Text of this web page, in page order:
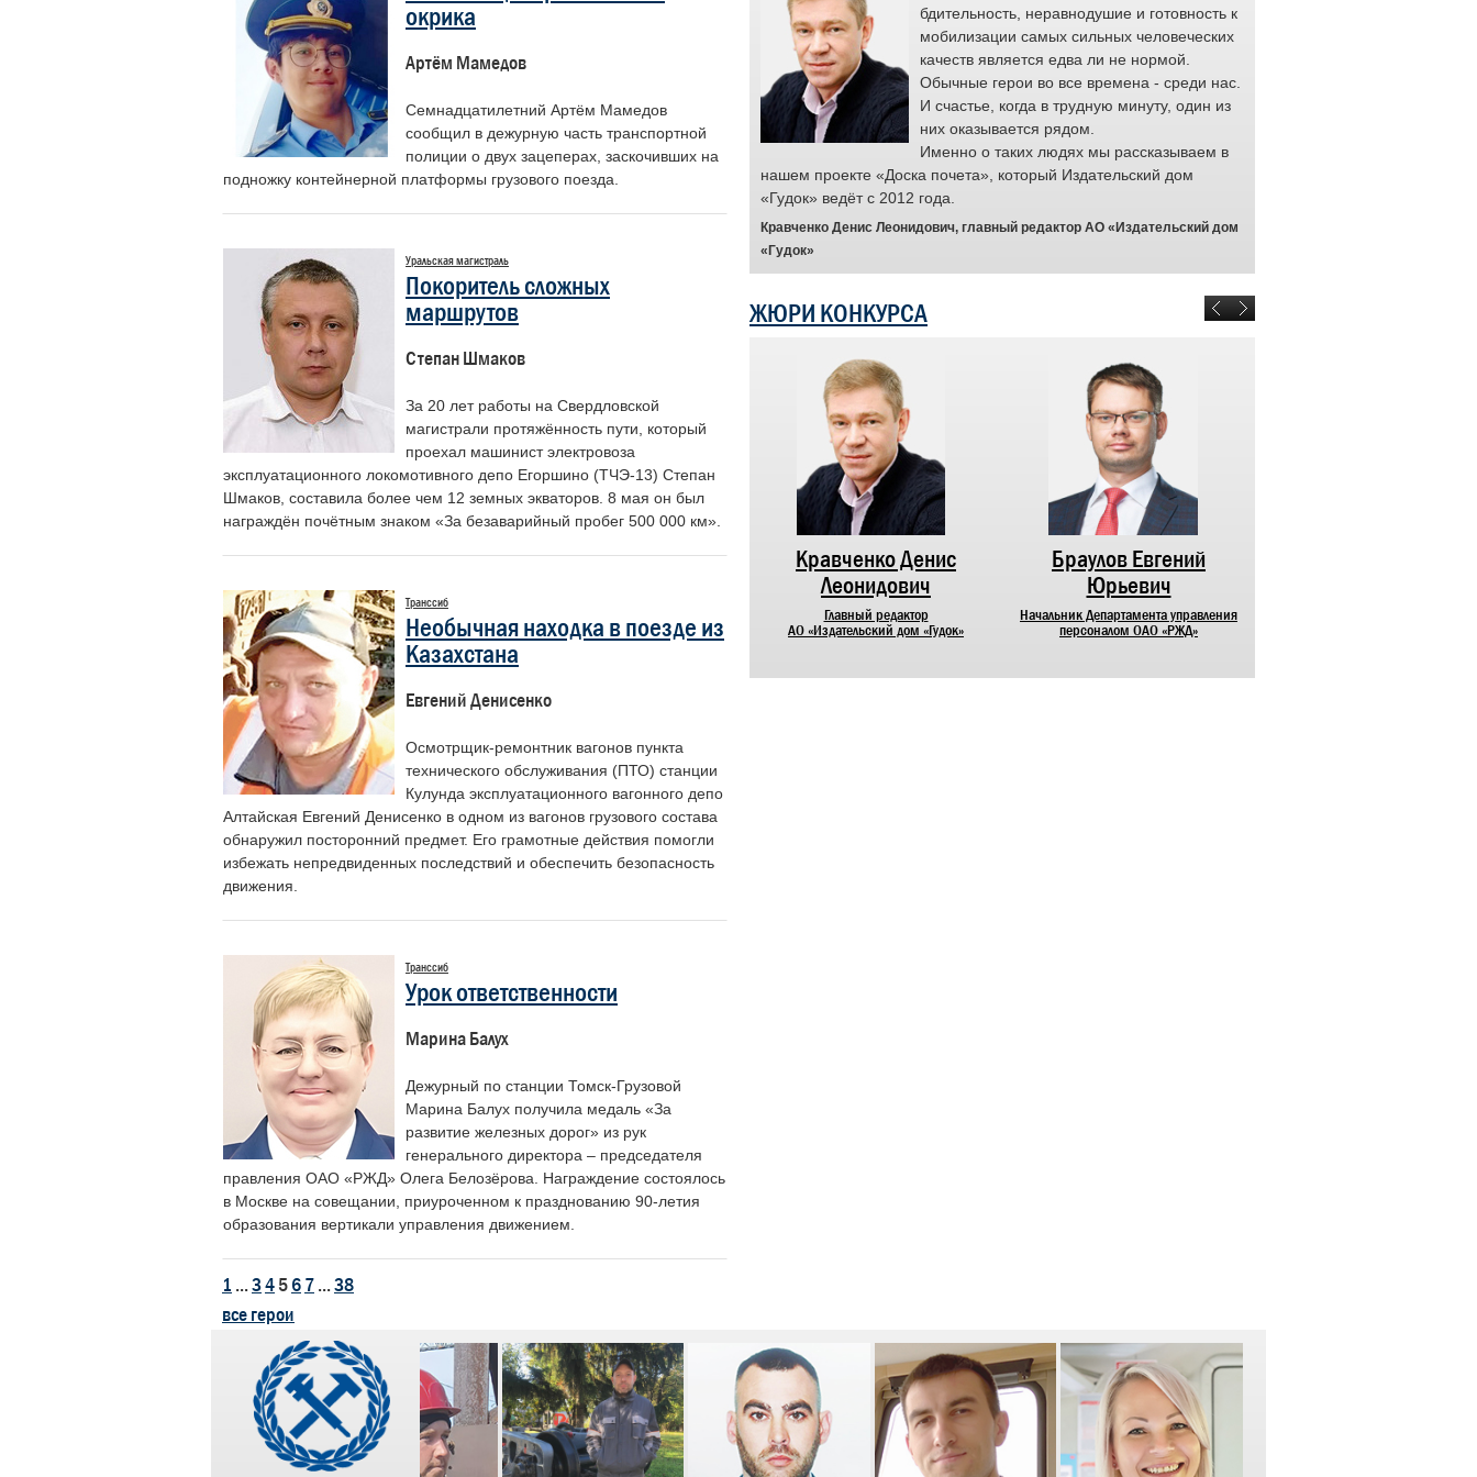
окрика
Артём Мамедов
Семнадцатилетний Артём Мамедов
сообщил в дежурную часть транспортной
полиции о двух зацеперах, заскочивших на
подножку контейнерной платформы грузового поезда.
Уральская магистраль
Покоритель сложных
маршрутов
Степан Шмаков
За 20 лет работы на Свердловской
магистрали протяжённость пути, который
проехал машинист электровоза
эксплуатационного локомотивного депо Егоршино (ТЧЭ-13) Степан
Шмаков, составила более чем 12 земных экваторов. 8 мая он был
награждён почётным знаком «За безаварийный пробег 500 000 км».
Транссиб
Необычная находка в поезде из
Казахстана
Евгений Денисенко
Осмотрщик-ремонтник вагонов пункта
технического обслуживания (ПТО) станции
Кулунда эксплуатационного вагонного депо
Алтайская Евгений Денисенко в одном из вагонов грузового состава
обнаружил посторонний предмет. Его грамотные действия помогли
избежать непредвиденных последствий и обеспечить безо­пасность
движения.
Транссиб
Урок ответственности
Марина Балух
Дежурный по станции Томск-Грузовой
Марина Балух получила медаль «За
развитие железных дорог» из рук
генерального директора – председателя
правления ОАО «РЖД» Олега Белозёрова. Награждение состоялось
в Москве на совещании, приуроченном к празднованию 90-летия
образования вертикали управления движением.
1 ...34 5 6 7 ...38
все герои
людей, чья преданность делу и высокие
опасные ситуации и служат примером для
Героями проекта являются простые люди,
чья работа выходит за рамки рутинного
исполнения обязанностей. Для них она
становится настоящим призванием. Мы гордимся их стойкостью и
нашим коллегам, тем, кто по праву заслуживает быть в центре
внимания».
Никифоров Николай Алексеевич, председатель Центрального совета
ветеранов войны и труда железнодорожного транспорта России
бдительность, неравнодушие и готовность к
мобилизации самых сильных человеческих
качеств является едва ли не нормой.
Обычные герои во все времена - среди нас.
И счастье, когда в трудную минуту, один из
них оказывается рядом.
Именно о таких людях мы рассказываем в
нашем проекте «Доска почета», который Издательский дом
«Гудок» ведёт с 2012 года.
Кравченко Денис Леонидович, главный редактор АО «Издательский дом
«Гудок»
на минуты. От того, как ими
ЖЮРИ КОНКУРСА
Шаханов Дмитрий
Сергеевич
Председатель Российского
профессионального союза
железнодорожников и транспортных
строителей
Никифоров Николай
ветеранов войны и труда
железнодорожного транспорта России
Кравченко Денис
Леонидович
Главный редактор
АО «Издательский дом «Гудок»
Браулов Евгений
Юрьевич
Начальник Департамента управления
персоналом ОАО «РЖД»